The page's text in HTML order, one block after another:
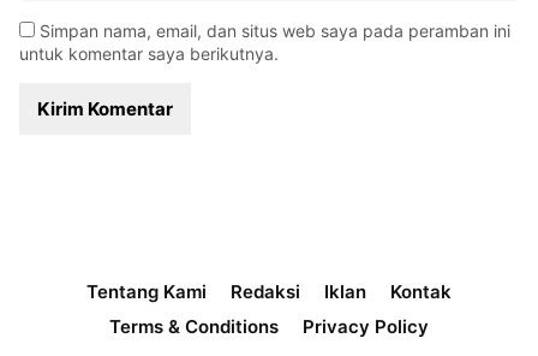
Simpan nama, email, dan situs web saya pada peramban ini
untuk komentar saya berikutnya.
Tentang Kami Redaksi Iklan
Kontak
Terms & Conditions
Privacy Policy